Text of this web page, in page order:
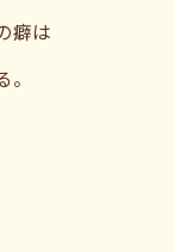
癖は